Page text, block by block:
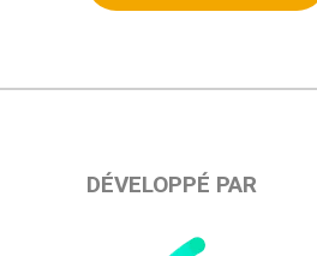
DÉVELOPPÉ PAR